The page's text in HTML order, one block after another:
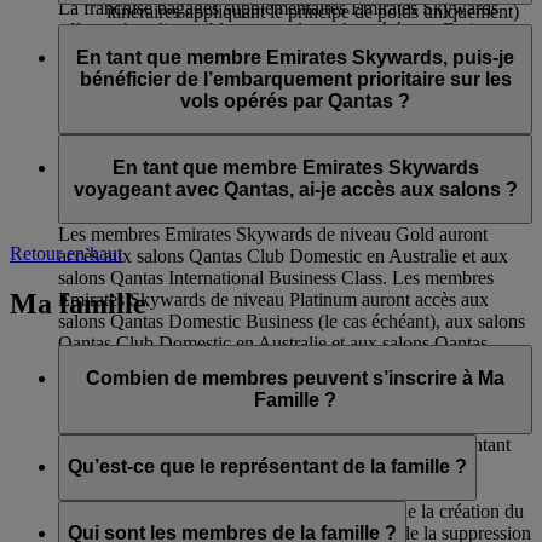
La franchise bagages supplémentaires Emirates Skywards
offerte n’est disponible que sur les vols opérés par Emirates et
flydubai. Cet avantage ne s’applique pas aux vols en partage
de code opérés par d’autres compagnies aériennes et dans le
cas où l’itinéraire comprendrait des vols sur d’autres
itinéraires appliquant le principe de poids uniquement)
salons Domestic Club de Qantas ;
à l'embarquement prioritaire ;
à la livraison prioritaire des bagages.
sur des vols opérés par Qantas auront accès :
à l’enregistrement en Economie Premium (si
Franchise bagages de 12 kg supplémentaire (sur les
itinéraires appliquant le principe de poids uniquement)
En tant que membre Emirates Skywards, puis-je
bénéficier de l’embarquement prioritaire sur les
vols opérés par Qantas ?
membres Emirates Skywards de niveaux Platinum et Gold.
En tant que membre Emirates Skywards
voyageant avec Qantas, ai-je accès aux salons ?
Les membres Emirates Skywards de niveau Gold auront
accès aux salons Qantas Club Domestic en Australie et aux
salons Qantas International Business Class. Les membres
Emirates Skywards de niveau Platinum auront accès aux
salons Qantas Domestic Business (le cas échéant), aux salons
Qantas Club Domestic en Australie et aux salons Qantas
Retour en haut
Ma famille
Combien de membres peuvent s’inscrire à Ma
Famille ?
Huit membres au maximum peuvent s’inscrire, représentant
de la famille inclus.
Qu’est-ce que le représentant de la famille ?
Le représentant de la famille est responsable de la création du
compte Ma Famille, de l’ajout des membres, de la suppression
Qui sont les membres de la famille ?